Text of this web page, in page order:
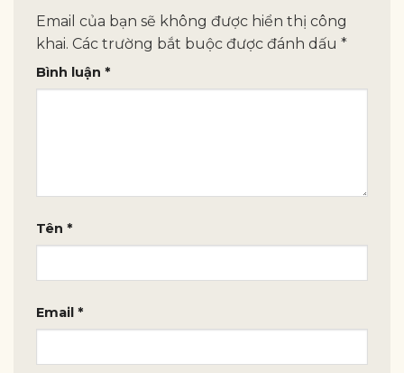
Email của bạn sẽ không được hiển thị công
khai. Các trường bắt buộc được đánh dấu *
Bình luận *
Tên *
Email *